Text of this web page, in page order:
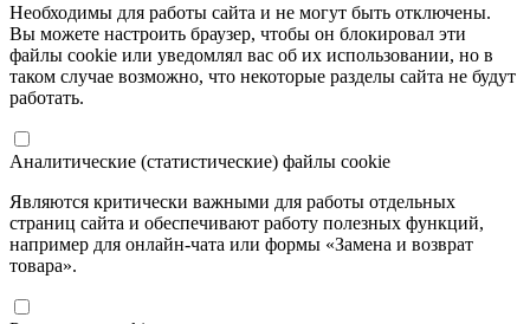
Необходимы для работы сайта и не могут быть отключены.
Вы можете настроить браузер, чтобы он блокировал эти
файлы cookie или уведомлял вас об их использовании, но в
таком случае возможно, что некоторые разделы сайта не будут
работать.
Аналитические (статистические) файлы cookie
Являются критически важными для работы отдельных
страниц сайта и обеспечивают работу полезных функций,
например для онлайн-чата или формы «Замена и возврат
товара».